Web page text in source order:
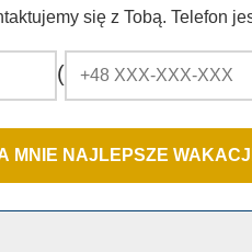
się z Tobą. Telefon
(
MNIE NAJLEPSZE